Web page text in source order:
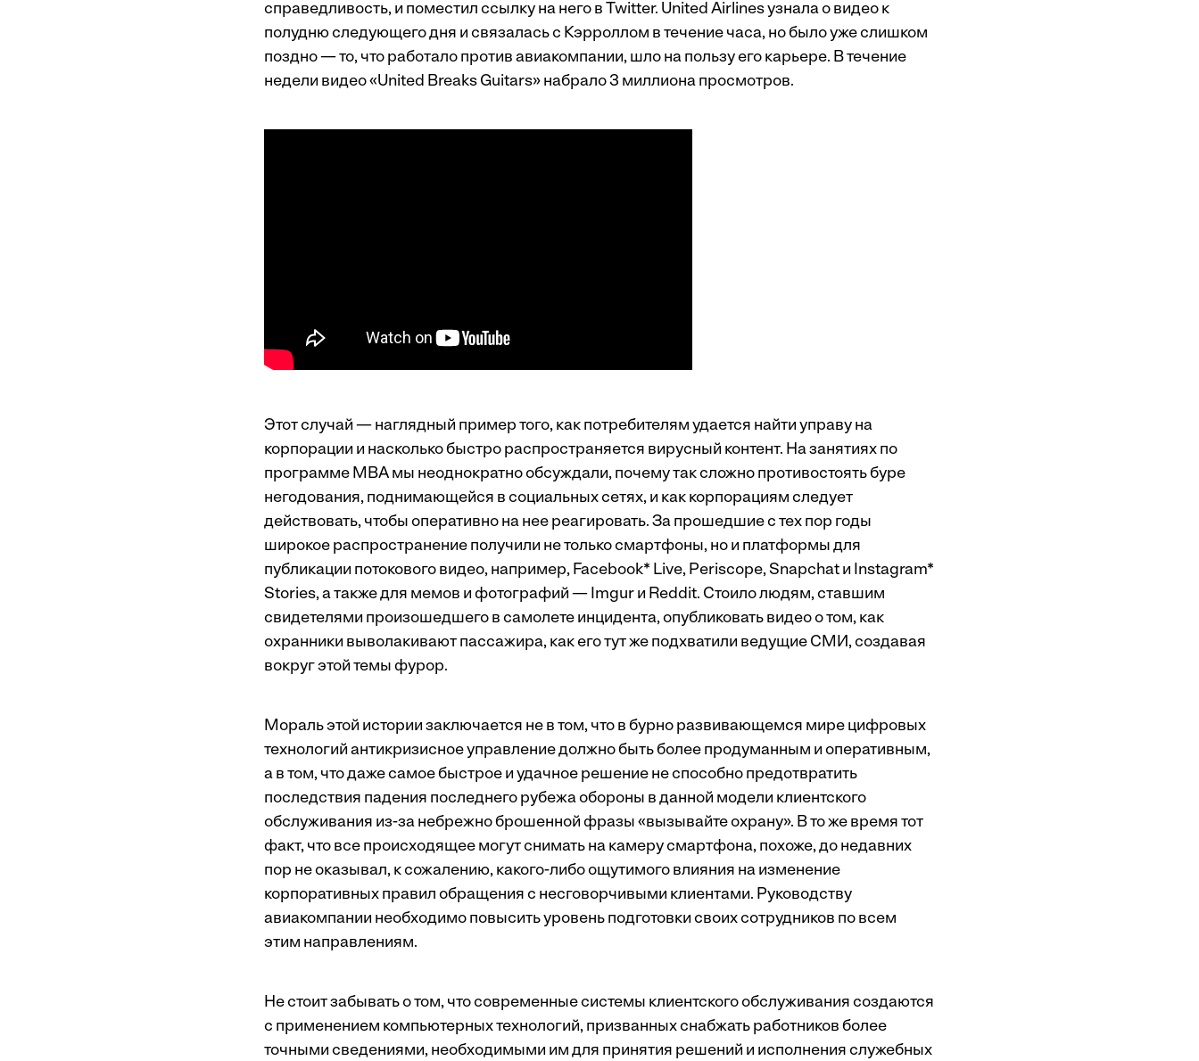
справедливость, и поместил ссылку на него в Twitter. United Airlines узнала о видео к
полудню следующего дня и связалась с Кэрроллом в течение часа, но было уже слишком
поздно — то, что работало против авиакомпании, шло на пользу его карьере. В течение
недели видео «United Breaks Guitars» набрало 3 миллиона просмотров.
Этот случай — наглядный пример того, как потребителям удается найти управу на
корпорации и насколько быстро распространяется вирусный контент. На занятиях по
программе MBA мы неоднократно обсуждали, почему так сложно противостоять буре
негодования, поднимающейся в социальных сетях, и как корпорациям следует
действовать, чтобы оперативно на нее реагировать. За прошедшие с тех пор годы
широкое распространение получили не только смартфоны, но и платформы для
публикации потокового видео, например, Facebook* Live, Periscope, Snapchat и Instagram*
Stories, а также для мемов и фотографий — Imgur и Reddit. Стоило людям, ставшим
свидетелями произошедшего в самолете инцидента, опубликовать видео о том, как
охранники выволакивают пассажира, как его тут же подхватили ведущие СМИ, создавая
вокруг этой темы фурор.
Мораль этой истории заключается не в том, что в бурно развивающемся мире цифровых
технологий антикризисное управление должно быть более продуманным и оперативным,
а в том, что даже самое быстрое и удачное решение не способно предотвратить
последствия падения последнего рубежа обороны в данной модели клиентского
обслуживания из-за небрежно брошенной фразы «вызывайте охрану». В то же время тот
факт, что все происходящее могут снимать на камеру смартфона, похоже, до недавних
пор не оказывал, к сожалению, какого-либо ощутимого влияния на изменение
корпоративных правил обращения с несговорчивыми клиентами. Руководству
авиакомпании необходимо повысить уровень подготовки своих сотрудников по всем
этим направлениям.
Не стоит забывать о том, что современные системы клиентского обслуживания создаются
с применением компьютерных технологий, призванных снабжать работников более
точными сведениями, необходимыми им для принятия решений и исполнения служебных